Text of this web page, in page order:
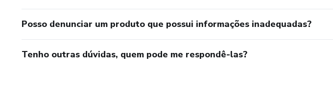
Posso denunciar um produto que possui informações inadequadas?
Tenho outras dúvidas, quem pode me respondê-las?